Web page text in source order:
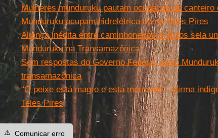
Mulheres munduruku pautam ocupação do
Munduruku ocupam hidrelétrica no rio Teles Pires
Aliança inédita entre caminhoneiros e índios sela
Munduruku na Transamazônica
Sem respostas do Governo Federal, povo
transamazônica
“O peixe está magro e está morrendo”, afirma
Teles Pires
⚠️ Comunicar erro